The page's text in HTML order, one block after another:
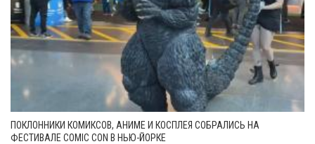
ПОКЛОННИКИ КОМИКСОВ, АНИМЕ И КОСПЛЕЯ СОБРАЛИСЬ НА
ФЕСТИВАЛЕ COMIC CON В НЬЮ-ЙОРКЕ